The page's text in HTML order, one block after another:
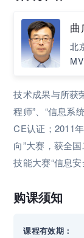
曲
北
技术成果与所获
程师”、“信息系
CE认证；2011
向”大赛，获全
技能大赛“信息
2016年度全国职
5篇； 在“网络
购课须知
课程有效期：